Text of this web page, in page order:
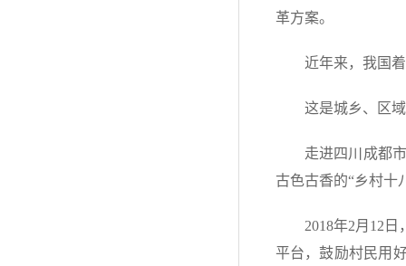
革方案。
近年来，我国
这是城乡、区
走进四川成都
古色古香的“乡村十
2018年2月12
平台，鼓励村民用